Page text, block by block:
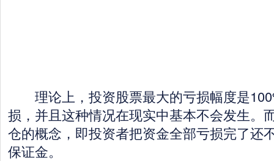
理论上，投资股票最大的亏损幅度是
损，并且这种情况在现实中基本不会发生。
仓的概念，即投资者把资金全部亏损完了还
保证金。